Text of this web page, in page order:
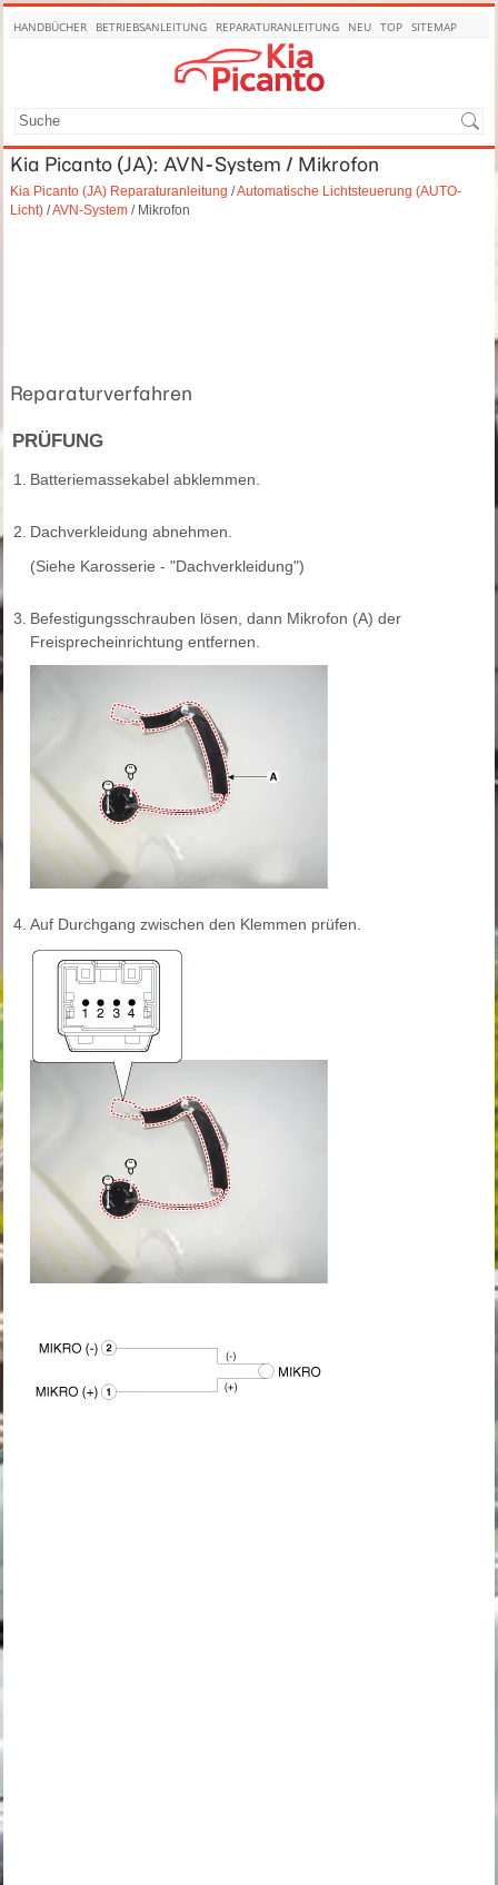
HANDBÜCHER BETRIEBSANLEITUNG REPARATURANLEITUNG NEU TOP SITEMAP
Kia Picanto (JA): AVN-System / Mikrofon
Kia Picanto (JA) Reparaturanleitung /Automatische Lichtsteuerung (AUTO-
Licht) /AVN-System / Mikrofon
Reparaturverfahren
PRÜFUNG
1. Batteriemassekabel abklemmen.
2. Dachverkleidung abnehmen.
(Siehe Karosserie - "Dachverkleidung")
3. Befestigungsschrauben lösen, dann Mikrofon (A) der
Freisprecheinrichtung entfernen.
4. Auf Durchgang zwischen den Klemmen prüfen.